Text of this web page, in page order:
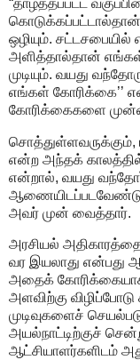
ஒழியும். சட்டசபையில்
அளித்தால்தான்
முடியும். வயது
எங்கள் கோரிக்கை’’
கோரிக்கைகளை
சொத்துள்ளவருக்கும்,
என்ற அந்தக்
என்றால், வயது
அவர் முன் வைத்தார்.
அரசியல்
வர இயலாது என்பது
அதைக்
அளவிற்கு விழிப்போடு
முடிவுகளைச்
அயல்நாட்டிற்குச்
ஆட்சியாளர்களிடம்